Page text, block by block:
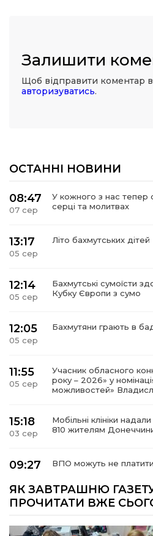
Залишити
Щоб відправити коментар
авторизуватись.
ОСТАННІ НОВИНИ
08:47
07 сер
У кожного з нас тепер
серці та молитвах
13:17
05 сер
Літо бахмутських дітей
12:14
05 сер
Бахмутські сумоїсти
Кубку Європи з сумо
12:05
05 сер
Бахмутяни грають в
11:55
05 сер
Учасник обласного
року – 2026» у
можливостей»
15:18
03 сер
Мобільні клініки
810 жителям
09:27
ВПО можуть не
комунальних послуг:
14:12
Досі ВПО? Юристка
внутрішньо
ЯК ЗАВТРАШНЮ
ПРОЧИТАТИ ВЖЕ